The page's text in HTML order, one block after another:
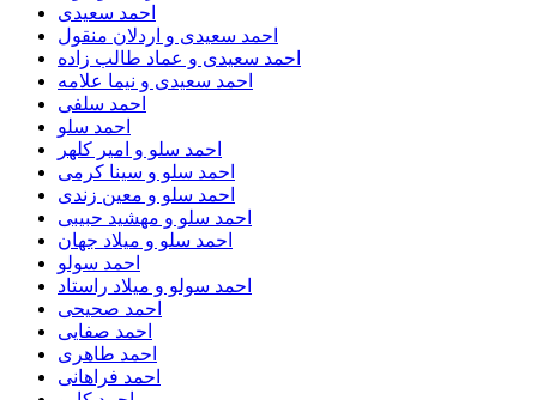
احمد سعیدی
احمد سعیدی و اردلان منقول
احمد سعیدی و عماد طالب زاده
احمد سعیدی و نیما علامه
احمد سلفی
احمد سلو
احمد سلو و امیر کلهر
احمد سلو و سینا کرمی
احمد سلو و معین زندی
احمد سلو و مهشید حبیبی
احمد سلو و میلاد جهان
احمد سولو
احمد سولو و میلاد راستاد
احمد صحیحی
احمد صفایی
احمد طاهری
احمد فراهانی